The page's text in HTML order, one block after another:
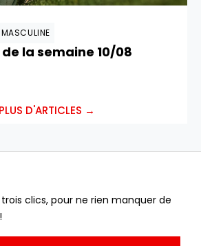
MASCULINE
la semaine 10/08
PLUS D'ARTICLES →
clics, pour ne rien manquer de